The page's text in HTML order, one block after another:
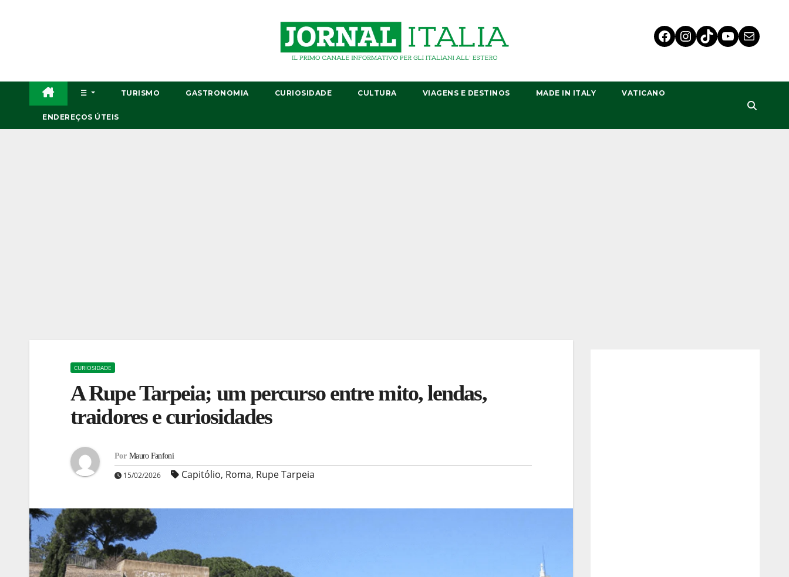
☰ TURISMO GASTRONOMIA CURIOSIDADE CULTURA VIAGENS E DESTINOS MADE IN ITALY VATICANO
ENDEREÇOS ÚTEIS
CURIOSIDADE
A Rupe Tarpeia; um percurso entre mito, lendas,
traidores e curiosidades
Por Mauro Fanfoni
15/02/2026 Capitólio, Roma, Rupe Tarpeia